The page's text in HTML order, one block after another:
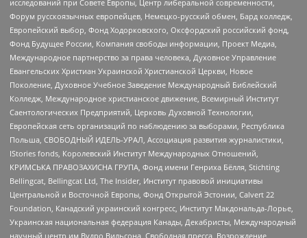
исследований при Совете Европы, Центр либеральной современности,
Форум русскоязычных европейцев, Немецко-русский обмен, Бард колледж,
Европейский выбор, Фонд Ходорковского, Оксфордский российский фонд,
Фонд Будущее России, Компания свободы информации, Проект Медиа,
Международное партнерство за права человека, Духовное Управление
Евангельских Христиан Украинской Христианской Церкви, Новое
Поколение, Духовное Учебное Заведение Международный Библейский
Колледж, Международное христианское движение, Всемирный Институт
Саентологических Предприятий, Церковь Духовной Технологии,
Европейская сеть организаций по наблюдению за выборами, Республика
Польша, СВОБОДНЫЙ ИДЕЛЬ-УРАЛ, Ассоциация развития журналистики,
IStories fonds, Королевский Институт Международных Отношений,
КРИМСЬКА ПРАВОЗАХИСНА ГРУПА, Фонд имени Генриха Бёлля, Stichting
Bellingcat, Bellingcat Ltd, The Insider, Институт правовой инициативы
Центральной и Восточной Европы, Фонд Открытой Эстонии, Calvert 22
Foundation, Канадский украинский конгресс, Институт Макдональда-Лорье,
Украинская национальная федерация Канады, Декабристы, Международный
научный центр им Вудро Вильсона, Свободная пресса, Возрождение,